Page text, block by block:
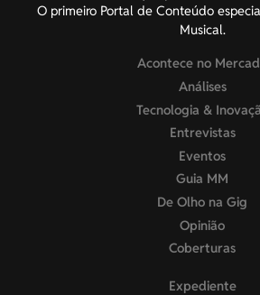
O primeiro Portal de Conteúdo
Musical.
Acontece no
Análises
Tecnologia &
Entrevistas
Eventos
Guia MM
De Olho na Gig
Opinião
Coberturas
Expediente